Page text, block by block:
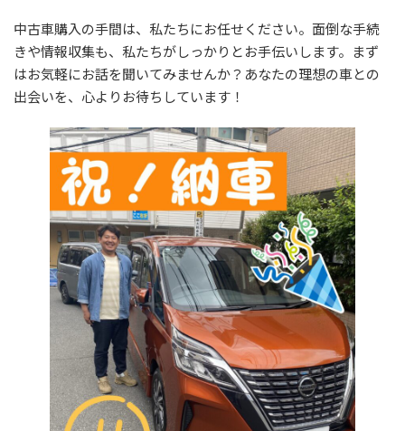
中古車購入の手間は、私たちにお任せください。面倒な手続
きや情報収集も、私たちがしっかりとお手伝いします。まず
はお気軽にお話を聞いてみませんか？あなたの理想の車との
出会いを、心よりお待ちしています！